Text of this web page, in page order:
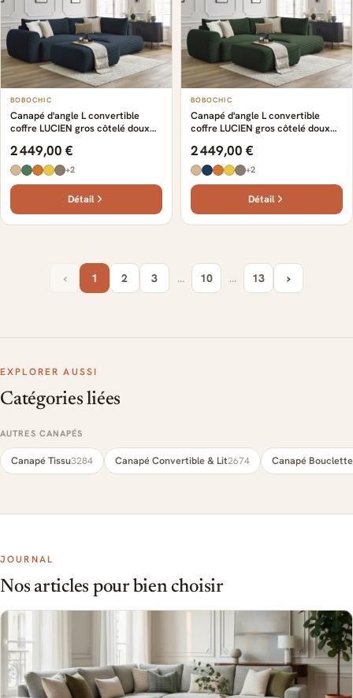
BOBOCHIC
Canapé d'angle L convertible
coffre LUCIEN gros côtelé doux
2 449,00 €
+2
Détail
BOBOCHIC
Canapé d'angle L convertible
coffre LUCIEN gros côtelé doux
2 449,00 €
+2
Détail
‹ 1 2 3 … 10 … 13 ›
EXPLORER AUSSI
Catégories liées
AUTRES CANAPÉS
Canapé Tissu3284 Canapé Convertible & Lit2674 Canapé Bouclette
JOURNAL
Nos articles pour bien choisir